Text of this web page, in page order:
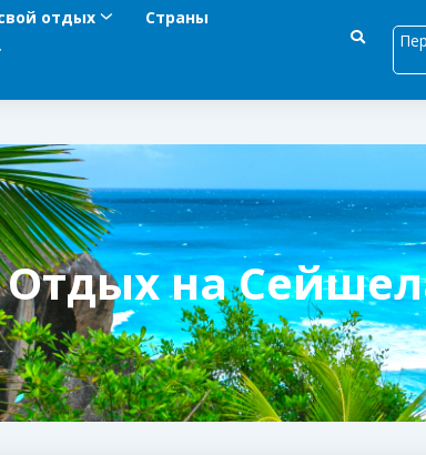
отдых
Страны
Отдых на